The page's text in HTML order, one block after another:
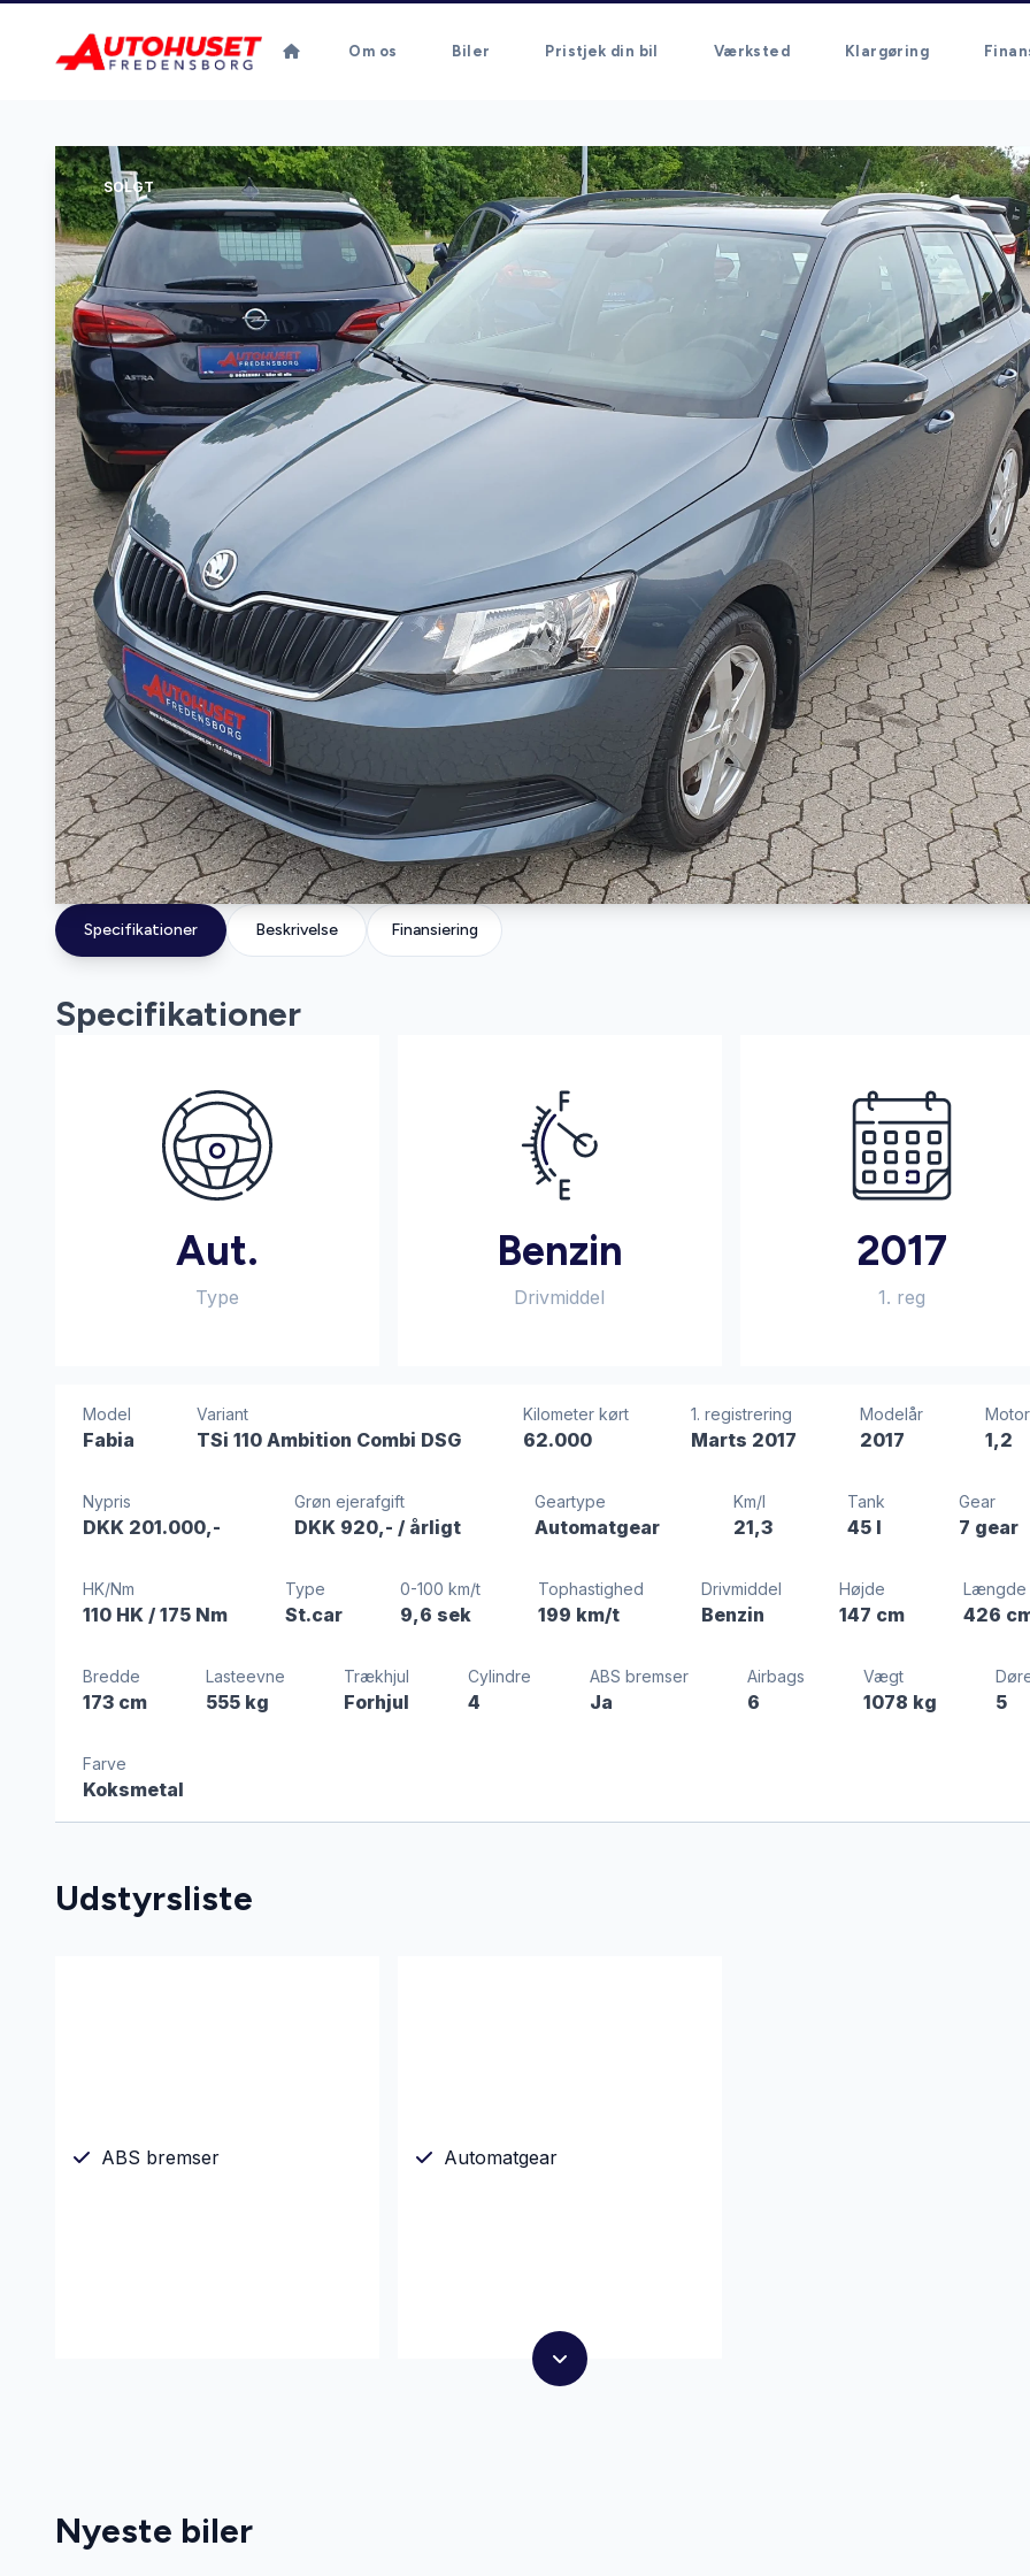
Om os Biler Pristjek din bil Værksted Klargøring
SOLGT
Specifikationer Beskrivelse Finansiering
Specifikationer
Aut.
Type
Benzin
Drivmiddel
2017
1. reg
Model
Fabia
Variant
TSi 110 Ambition Combi DSG
Kilometer kørt
62.000
1. registrering
Marts 2017
Modelår
2017
Motor
1,2
Nypris
DKK 201.000,-
Grøn ejerafgift
DKK 920,-/ årligt
Geartype
Automatgear
Km/l
21,3
Tank
45 l
Gear
7 gear
HK/Nm
110 HK / 175 Nm
Type
St.car
0-100 km/t
9,6 sek
Tophastighed
199 km/t
Drivmiddel
Benzin
Højde
147 cm
Længde
426
Bredde
173 cm
Lasteevne
555 kg
Trækhjul
Forhjul
Cylindre
4
ABS bremser
Ja
Airbags
6
Vægt
1078 kg 5
Farve
Koksmetal
Udstyrsliste
ABS bremser Automatgear
Nyeste biler